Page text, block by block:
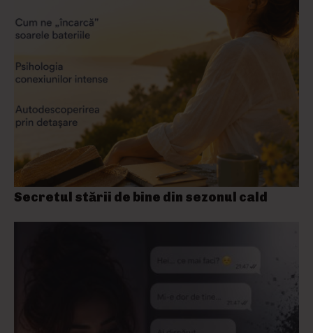
Secretul stării de bine din sezonul cald